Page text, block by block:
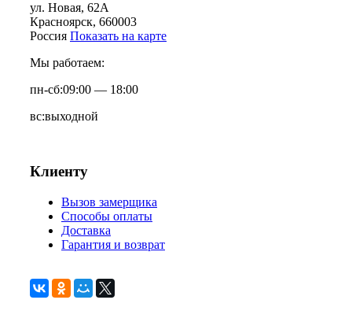
ул. Новая, 62А
Красноярск, 660003
Россия Показать на карте
Мы работаем:
пн-сб:09:00 — 18:00
вс:выходной
Клиенту
Вызов замерщика
Способы оплаты
Доставка
Гарантия и возврат